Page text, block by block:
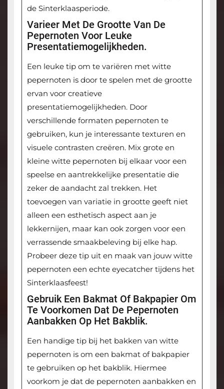
de Sinterklaasperiode.
Varieer Met De Grootte Van De
Pepernoten Voor Leuke
Presentatiemogelijkheden.
Een leuke tip om te variëren met witte
pepernoten is door te spelen met de grootte
ervan voor creatieve
presentatiemogelijkheden. Door
verschillende formaten pepernoten te
gebruiken, kun je interessante texturen en
visuele contrasten creëren. Mix grote en
kleine witte pepernoten bij elkaar voor een
speelse en aantrekkelijke presentatie die
zeker de aandacht zal trekken. Het
toevoegen van variatie in grootte geeft niet
alleen een esthetisch aspect aan je
lekkernijen, maar kan ook zorgen voor een
verrassende smaakbeleving bij elke hap.
Probeer deze tip uit en maak van jouw witte
pepernoten een echte eyecatcher tijdens het
Sinterklaasfeest!
Gebruik Een Bakmat Of Bakpapier Om
Te Voorkomen Dat De Pepernoten
Aanbakken Op Het Bakblik.
Een handige tip bij het bakken van witte
pepernoten is om een bakmat of bakpapier
te gebruiken op het bakblik. Hiermee
voorkom je dat de pepernoten aanbakken en